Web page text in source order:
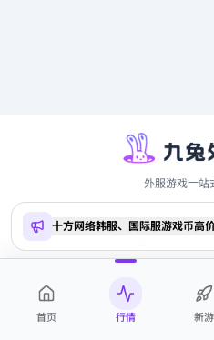
外服游戏一站
Copyright ©20269to.me · 本站
十方网络韩服、国际服游戏币高
首页 行情 新游